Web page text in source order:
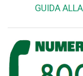
GUIDA